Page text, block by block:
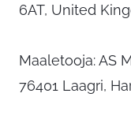
6AT, United
Maaletooja: AS
76401 Laagri,